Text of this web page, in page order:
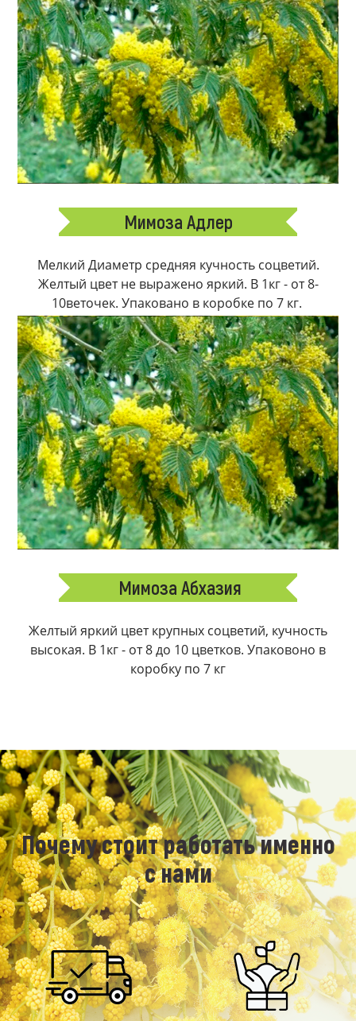
Мимоза Адлер
Мелкий Диаметр средняя кучность соцветий.
Желтый цвет не выражено яркий. В 1кг - от 8-
10веточек. Упаковано в коробке по 7 кг.
Мимоза Абхазия
Желтый яркий цвет крупных соцветий, кучность
высокая. В 1кг - от 8 до 10 цветков. Упаковоно в
коробку по 7 кг
Почему стоит работать именно
с нами